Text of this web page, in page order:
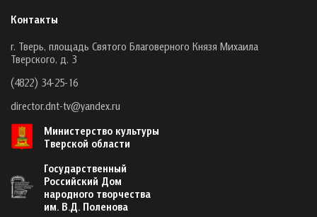
Контакты
г. Тверь, площадь Святого Благоверного Князя Михаила
Тверского, д. 3
(4822) 34-25-16
director.dnt-tv@yandex.ru
Министерство культуры
Тверской области
Государственный
Российский Дом
народного творчества
им. В.Д. Поленова